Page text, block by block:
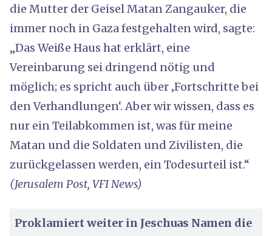
die Mutter der Geisel Matan Zangauker, die
immer noch in Gaza festgehalten wird, sagte:
„Das Weiße Haus hat erklärt, eine
Vereinbarung sei dringend nötig und
möglich; es spricht auch über ‚Fortschritte bei
den Verhandlungen‘. Aber wir wissen, dass es
nur ein Teilabkommen ist, was für meine
Matan und die Soldaten und Zivilisten, die
zurückgelassen werden, ein Todesurteil ist.“
(Jerusalem Post, VFI News)
Proklamiert weiter in Jeschuas Namen die